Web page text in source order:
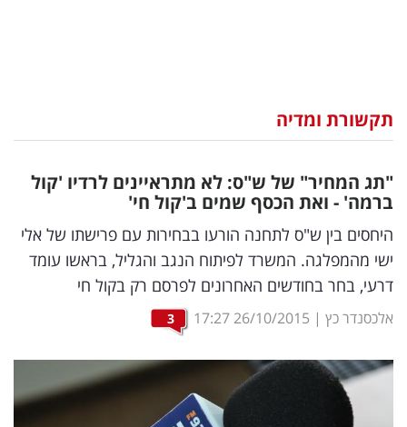
וצרכנות
דיגיטל
וטק
שיווק
ופרסום
מדדים
ומחקרים
תקשורת ומדיה
"תג המחיר" של ש"ס: לא מתראיינים לרדיו 'קול
ברמה' - ואת הכסף שמים ב'קול חי'
היחסים בין ש"ס לתחנה הורעו בבחירות עם פרישתו של אלי
ישי מהמפלגה. המשרד לפיתוח הנגב והגליל, בראשו עומד
דרעי, בחר בחודשים האחרונים לפרסם רק בקול חי
אלכסנדר כץ |
26/10/2015
17:27
3